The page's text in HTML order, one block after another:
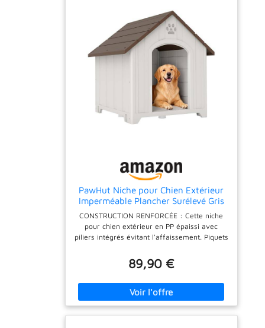
PawHut Niche pour Chien Extérieur
Imperméable Plancher Surélevé Gris
Clair
CONSTRUCTION RENFORCÉE : Cette niche
pour chien extérieur en PP épaissi avec
piliers intégrés évitant l'affaissement. Piquets
vent, offrant à votre animal un abri extérieur
solide et robuste. INTÉRIEUR SPACIEUX :
jusqu'à 30 kg et 60 cm, comme Labradors et
Goldens. Espace suffisant pour se tenir
89,90 €